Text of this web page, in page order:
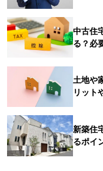
中古住
る？必
土地や
リット
新築住
るポイ